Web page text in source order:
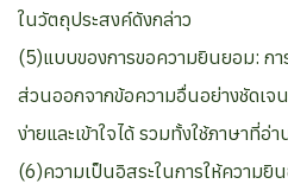
ในวัตถุประสงค์ดังกล่าว
(5)แบบของการขอความยินยอม: ก
ส่วนออกจากข้อความอื่นอย่างชัดเจ
ง่ายและเข้าใจได้ รวมทั้งใช้ภาษาที่อ่า
(6)ความเป็นอิสระในการให้ความ